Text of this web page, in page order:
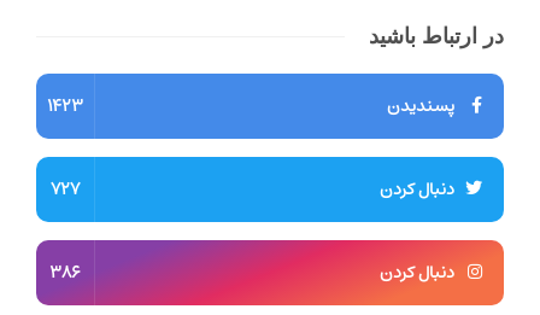
در ارتباط باشید
پسندیدن 1423
دنبال کردن 727
دنبال کردن 386